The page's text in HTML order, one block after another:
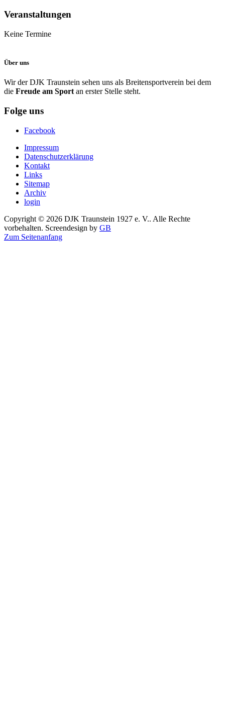
Veranstaltungen
Keine Termine
Über uns
Wir der DJK Traunstein sehen uns als Breitensportverein bei dem
die Freude am Sport an erster Stelle steht.
Folge uns
Facebook
Impressum
Datenschutzerklärung
Kontakt
Links
Sitemap
Archiv
login
Copyright © 2026 DJK Traunstein 1927 e. V.. Alle Rechte
vorbehalten. Screendesign by GB
Zum Seitenanfang